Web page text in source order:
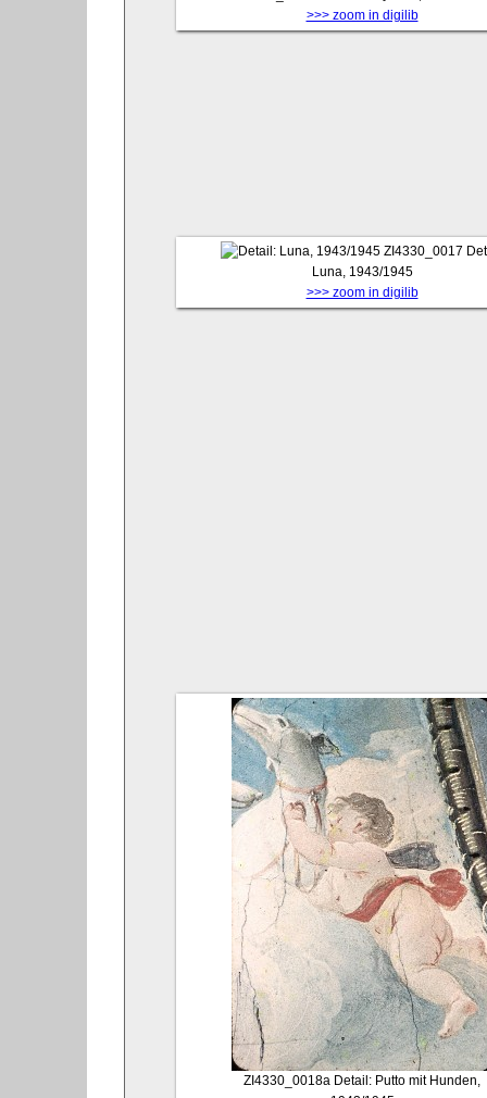
>>> zoom in digilib
ZI4330_0017
Luna, 1943/1945
>>> zoom in digilib
ZI4330_0018a Detail: Putto mit Hunden,